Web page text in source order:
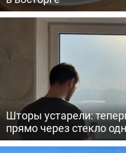
Шторы устарели:
прямо через стекло